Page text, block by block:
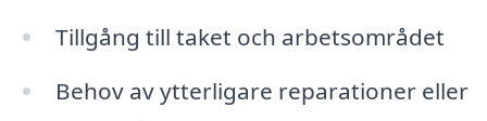
Tillgång till taket och arbetsområdet
Behov av ytterligare reparationer eller